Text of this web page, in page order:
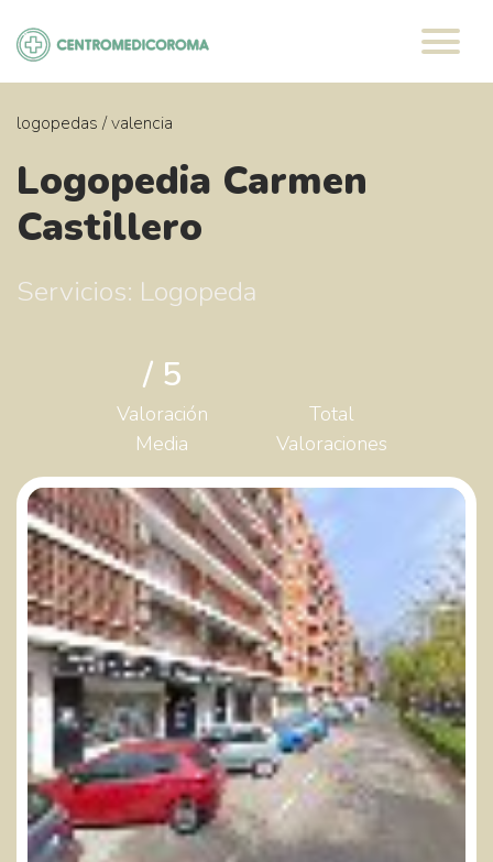
contenido
logopedas /valencia
Logopedia Carmen
Castillero
Servicios: Logopeda
/ 5
Valoración
Media
Total
Valoraciones